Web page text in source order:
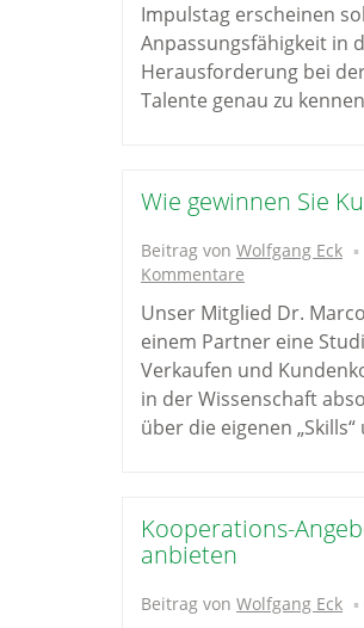
Impulstag erscheinen
Anpassungsfähigkeit in
Herausforderung bei
Talente genau zu
Wie gewinnen Sie
Beitrag von Wolfgang Eck
Kommentare
Unser Mitglied Dr.
einem Partner eine
Verkaufen und
in der Wissenschaft
über die eigenen
Kooperations-
anbieten
Beitrag von Wolfgang Eck